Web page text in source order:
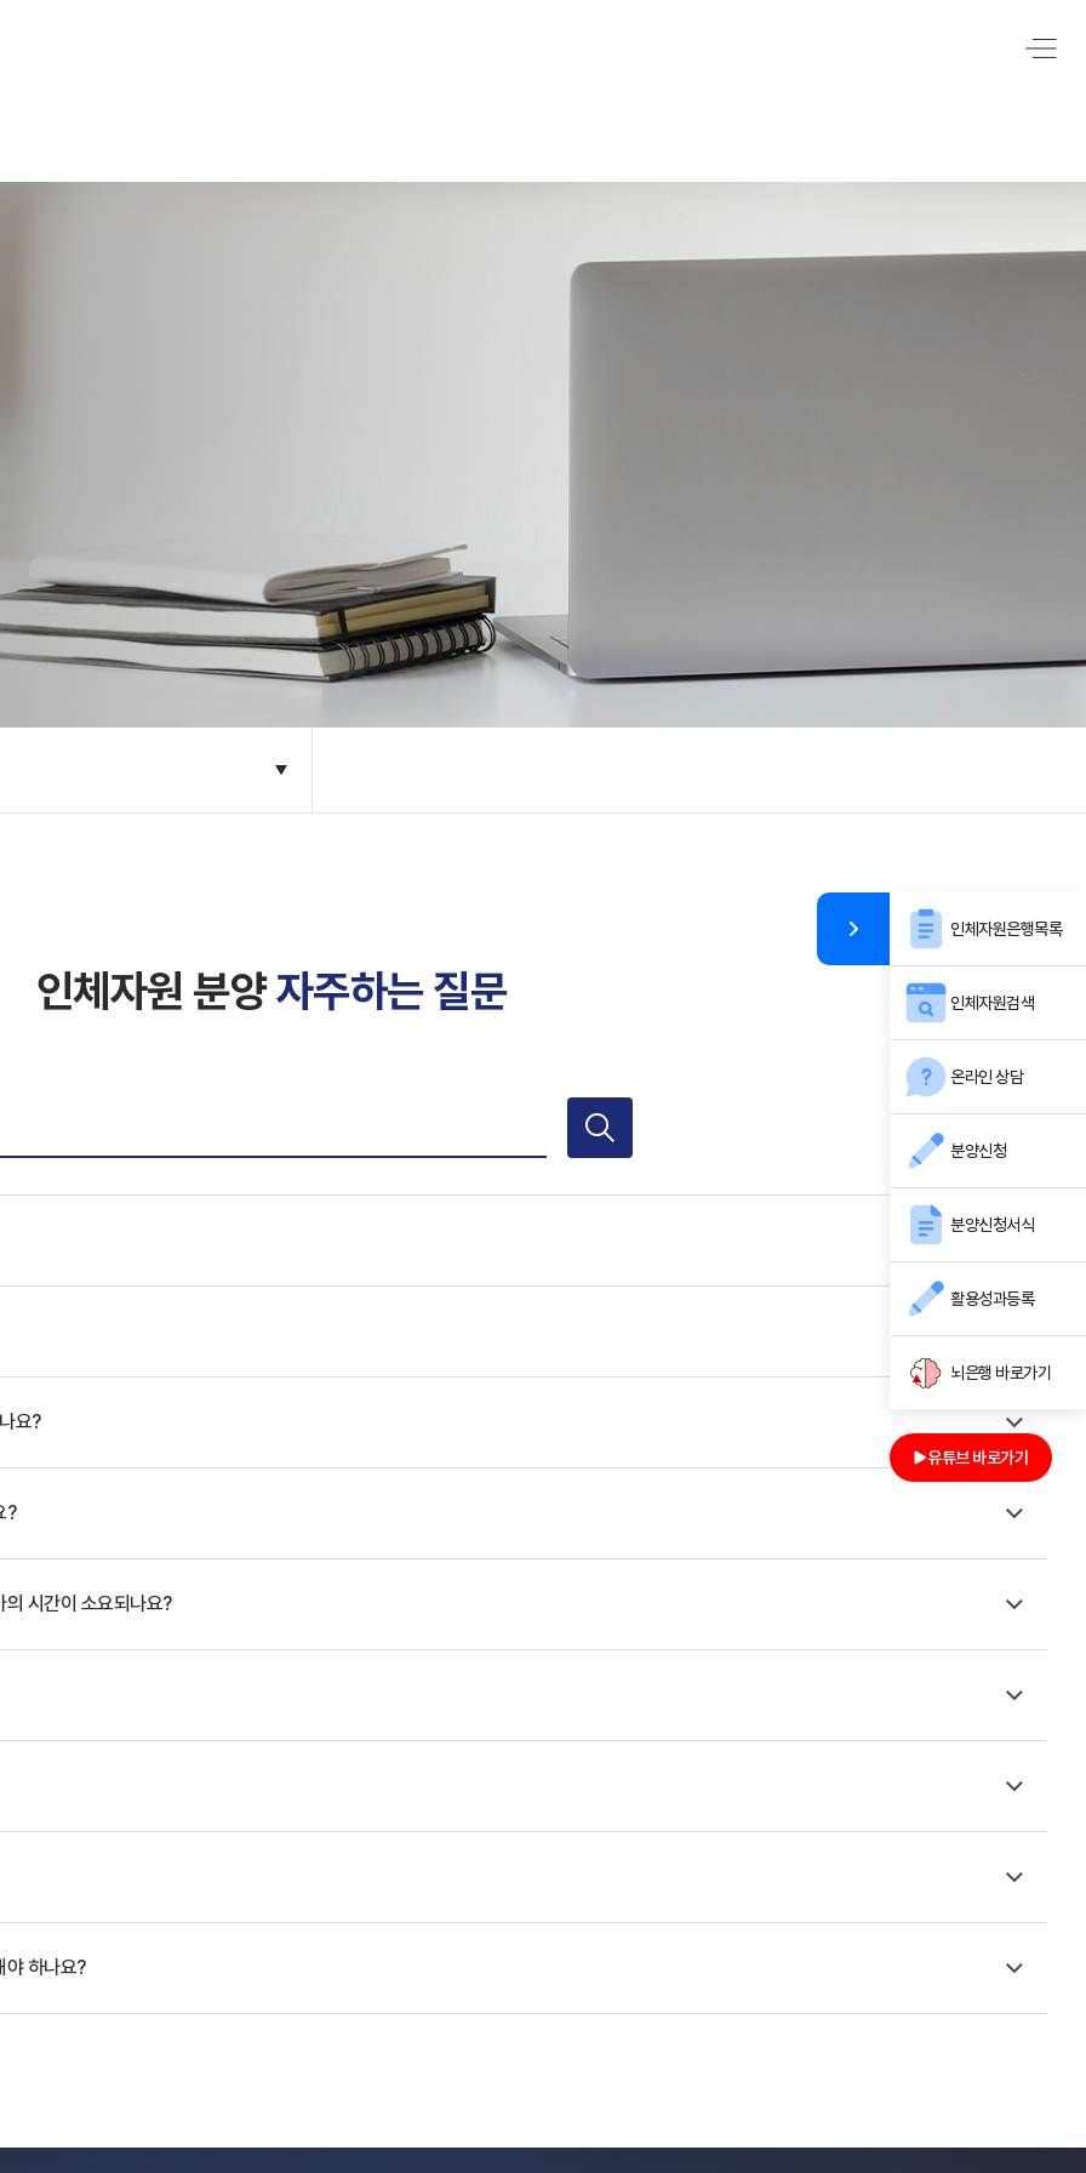
인체자원 분양자주하는 질문
요?
?
시간이 소요되나요?
야 하나요?
인체자원은행목록
인체자원검색
온라인 상담
분양신청
분양신청서식
활용성과등록
뇌은행 바로가기
유튜브 바로가기